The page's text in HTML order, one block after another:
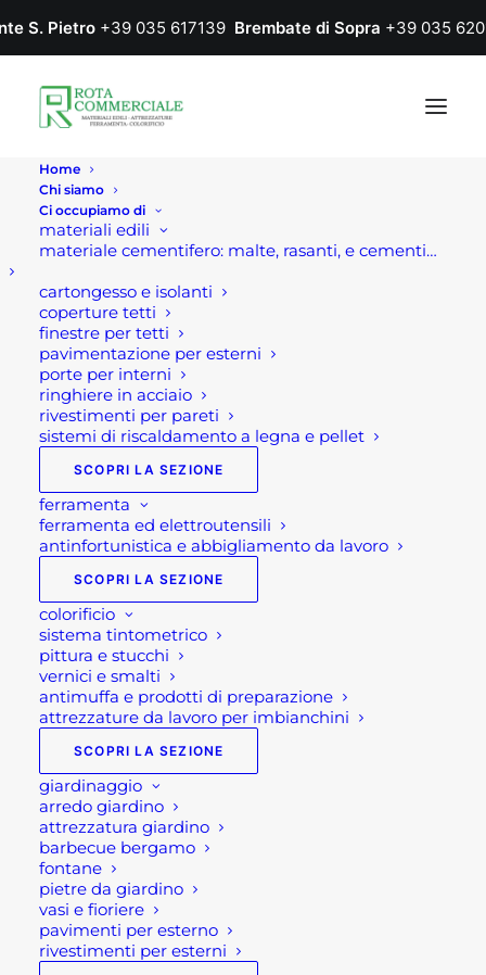
S. Pietro +39 035 617139 Brembate di Sopra +39 035
Home
Chi siamo
Ci occupiamo di
materiali edili
materiale cementifero: malte, rasanti, e cementi…
cartongesso e isolanti
coperture tetti
finestre per tetti
pavimentazione per esterni
porte per interni
ringhiere in acciaio
rivestimenti per pareti
sistemi di riscaldamento a legna e pellet
SCOPRI LA SEZIONE
ferramenta
ferramenta ed elettroutensili
antinfortunistica e abbigliamento da lavoro
SCOPRI LA SEZIONE
colorificio
sistema tintometrico
pittura e stucchi
vernici e smalti
antimuffa e prodotti di preparazione
attrezzature da lavoro per imbianchini
SCOPRI LA SEZIONE
giardinaggio
arredo giardino
attrezzatura giardino
barbecue bergamo
fontane
pietre da giardino
vasi e fioriere
pavimenti per esterno
rivestimenti per esterni
LAVELLO PER CUCINA
DA ESTERNO GRLLR
CONNECT